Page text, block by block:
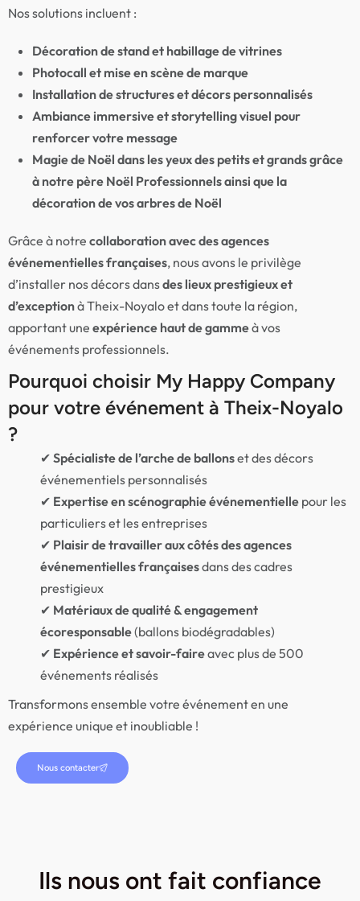
Nos solutions incluent :
Décoration de stand et habillage de vitrines
Photocall et mise en scène de marque
Installation de structures et décors personnalisés
Ambiance immersive et storytelling visuel pour
renforcer votre message
Magie de Noël dans les yeux des petits et grands grâce
à notre père Noël Professionnels ainsi que la
décoration de vos arbres de Noël
Grâce à notre collaboration avec des agences
événementielles françaises, nous avons le privilège
d’installer nos décors dansdes lieux prestigieux et
d’exceptionà Theix-Noyalo et dans toute la région,
apportant une expérience haut de gammeà vos
événements professionnels.
Pourquoi choisir My Happy Company
pour votre événement à Theix-Noyalo
?
✔ Spécialiste de l’arche de ballonset des décors
événementiels personnalisés
✔ Expertise en scénographie événementielle pour les
particuliers et les entreprises
✔ Plaisir de travailler aux côtés des agences
événementielles françaisesdans des cadres
prestigieux
✔ Matériaux de qualité & engagement
écoresponsable(ballons biodégradables)
✔ Expérience et savoir-faireavec plus de 500
événements réalisés
Transformons ensemble votre événement en une
expérience unique et inoubliable !
Nous contacter
Ils nous ont fait confiance